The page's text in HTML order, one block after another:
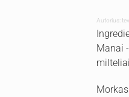
Autorius:
Manai